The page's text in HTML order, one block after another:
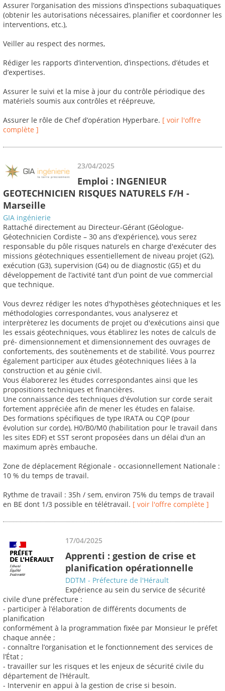
Assurer l’organisation des missions d’inspections subaquatiques
(obtenir les autorisations nécessaires, planifier et coordonner les
interventions, etc.),
Veiller au respect des normes,
Rédiger les rapports d’intervention, d’inspections, d’études et
d’expertises.
Assurer le suivi et la mise à jour du contrôle périodique des
matériels soumis aux contrôles et réépreuve,
Assurer le rôle de Chef d’opération Hyperbare. [ voir l'offre
complète ]
23/04/2025
Emploi : INGENIEUR
GEOTECHNICIEN RISQUES NATURELS F/H -
Marseille
GIA ingénierie
Rattaché directement au Directeur-Gérant (Géologue-
Géotechnicien Cordiste – 30 ans d’expérience), vous serez
responsable du pôle risques naturels en charge d'exécuter des
missions géotechniques essentiellement de niveau projet (G2),
exécution (G3), supervision (G4) ou de diagnostic (G5) et du
développement de l’activité tant d’un point de vue commercial
que technique.
Vous devrez rédiger les notes d'hypothèses géotechniques et les
méthodologies correspondantes, vous analyserez et
interprèterez les documents de projet ou d'exécutions ainsi que
les essais géotechniques, vous établirez les notes de calculs de
pré- dimensionnement et dimensionnement des ouvrages de
confortements, des soutènements et de stabilité. Vous pourrez
également participer aux études géotechniques liées à la
construction et au génie civil.
Vous élaborerez les études correspondantes ainsi que les
propositions techniques et financières.
Une connaissance des techniques d'évolution sur corde serait
fortement appréciée afin de mener les études en falaise.
Des formations spécifiques de type IRATA ou CQP (pour
évolution sur corde), H0/B0/M0 (habilitation pour le travail dans
les sites EDF) et SST seront proposées dans un délai d’un an
maximum après embauche.
Zone de déplacement Régionale - occasionnellement Nationale :
10 % du temps de travail.
Rythme de travail : 35h / sem, environ 75% du temps de travail
en BE dont 1/3 possible en télétravail. [ voir l'offre complète ]
17/04/2025
Apprenti : gestion de crise et
planification opérationnelle
DDTM - Préfecture de l'Hérault
Expérience au sein du service de sécurité
civile d’une préfecture :
- participer à l’élaboration de différents documents de
planification
conformément à la programmation fixée par Monsieur le préfet
chaque année ;
- connaître l’organisation et le fonctionnement des services de
l’État ;
- travailler sur les risques et les enjeux de sécurité civile du
département de l’Hérault.
- Intervenir en appui à la gestion de crise si besoin.